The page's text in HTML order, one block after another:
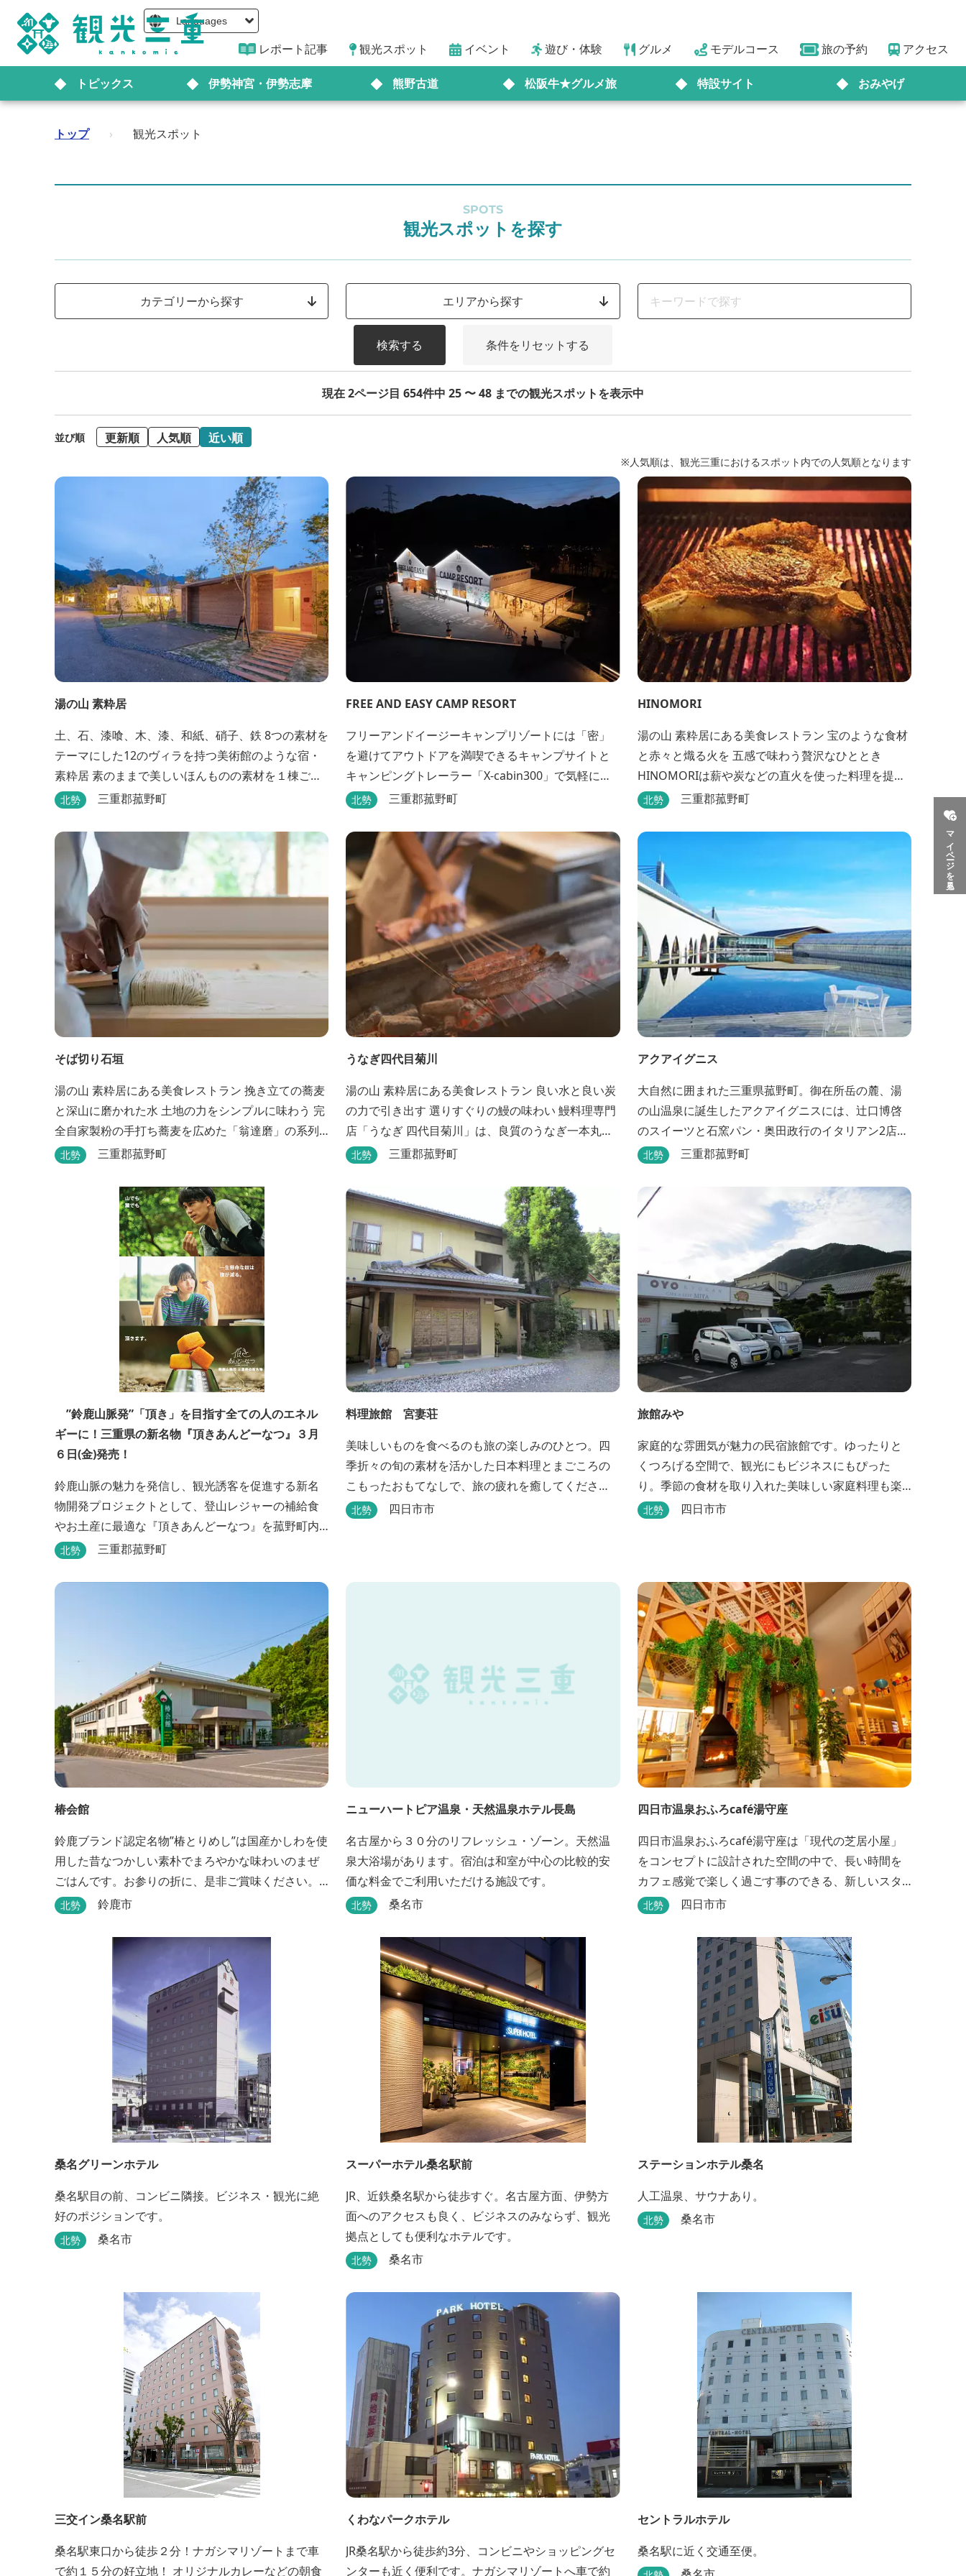
Languages
レポート記事 観光スポット イベント 遊び・体験 グルメ モデルコース 旅の予約 アクセス
トピックス 伊勢神宮・伊勢志摩 熊野古道 松阪牛★グルメ旅 特設サイト おみやげ
マイページを見る
トップ › 観光スポット
SPOTS
観光スポットを探す
カテゴリーから探す エリアから探す
検索する 条件をリセットする
現在 2ページ目 654件中 25 〜 48 までの観光スポットを表示中
並び順 更新順 人気順 近い順
※人気順は、観光三重におけるスポット内での人気順となります
湯の山 素粋居
土、石、漆喰、木、漆、和紙、硝子、鉄 8つの素材を
テーマにした12のヴィラを持つ美術館のような宿・
素粋居 素のままで美しいほんものの素材を１棟ごと
に選び、時とともに味わいの増す12棟のヴィラをつ
クをしつらえた空間は、 とびきり居心地が良い美術
館のよう。次はあのヴィラで素材とアートに触れた
北勢 三重郡菰野町
FREE AND EASY CAMP RESORT
フリーアンドイージーキャンプリゾートには「密」
を避けてアウトドアを満喫できるキャンプサイトと
キャンピングトレーラー「X-cabin300」で気軽に非
日常的な空間を楽しめるX-cabinトレーラーサイト、
切サウナ施設などを完備、キャンプしながら併設し
ている片岡温泉「アクアイグニス」の入浴利用もで
きるキャンプリゾートです。
北勢 三重郡菰野町
HINOMORI
湯の山 素粋居にある美食レストラン 宝のような食材
と赤々と熾る火を 五感で味わう贅沢なひととき
HINOMORIは薪や炭などの直火を使った料理を提供
します。炎が消えて熾火になる瞬間の上品な香りを
でじっくりとローストしたり。炎が生み出す味わい
の繊細さと豪快さをコースでお楽しみください。料
理監修は、フランスで活躍するシェフ・手島竜司。
探...
北勢 三重郡菰野町
そば切り石垣
湯の山 素粋居にある美食レストラン 挽き立ての蕎麦
と深山に磨かれた水 土地の力をシンプルに味わう 完
全自家製粉の手打ち蕎麦を広めた「翁達磨」の系列
で、ミシュラン1つ星の「なにわ翁」で研鑽を積んだ
完全自家製粉による二八蕎麦を踏襲し、蕎麦と酒を
シンプルに楽しむ店を実現しました。国産蕎麦の香
りを存分に引き出す、湯の山温泉の天然の水の力...
北勢 三重郡菰野町
うなぎ四代目菊川
湯の山 素粋居にある美食レストラン 良い水と良い炭
の力で引き出す 選りすぐりの鰻の味わい 鰻料理専門
店「うなぎ 四代目菊川」は、良質のうなぎ一本丸ご
とを蒲焼にした「一本うなぎ」で知られます。大き
げても身質がフワッとやわらかい、贅沢な食感を実
現。 鮮度抜群の鰻を毎日捌き、良質の炭で焼き立て
を供します。素材から炭まで、鰻の美味しさを熟...
北勢 三重郡菰野町
アクアイグニス
大自然に囲まれた三重県菰野町。御在所岳の麓、湯
の山温泉に誕生したアクアイグニスには、辻󠄀口博啓
のスイーツと石窯パン・奥田政行のイタリアン2店
舗・笠原将弘の和食・源泉100％掛け流しの温泉・宿
『癒し』と『食』が集結しております。 【『癒し』
の追求 】 ◆源泉100%掛け流し「片岡温泉」 片岡温
泉は、地下1,200ｍより湯口で約42℃の...
北勢 三重郡菰野町
”鈴鹿山脈発”「頂き」を目指す全ての人のエネル
ギーに！三重県の新名物『頂きあんどーなつ』３月
６日(金)発売！
鈴鹿山脈の魅力を発信し、観光誘客を促進する新名
物開発プロジェクトとして、登山レジャーの補給食
やお土産に最適な『頂きあんどーなつ』を菰野町内
の老舗和菓子店「岩嶋屋」から2026年3月6日（金）
自分だけの「頂き」を目指す人を応援 「山に登る目
（頂き）も人それぞれ。どんな『頂き』を目指す人
北勢 三重郡菰野町
料理旅館 宮妻荘
美味しいものを食べるのも旅の楽しみのひとつ。四
季折々の旬の素材を活かした日本料理とまごころの
こもったおもてなしで、旅の疲れを癒してくださ
い。
北勢 四日市市
旅館みや
家庭的な雰囲気が魅力の民宿旅館です。ゆったりと
くつろげる空間で、観光にもビジネスにもぴった
り。季節の食材を取り入れた美味しい家庭料理も楽
しめます。
北勢 四日市市
椿会館
鈴鹿ブランド認定名物”椿とりめし”は国産かしわを使
用した昔なつかしい素朴でまろやかな味わいのまぜ
ごはんです。お参りの折に、是非ご賞味ください。
お土産・婚礼・研修・宿泊・ご宴会もご案内してお
北勢 鈴鹿市
ニューハートピア温泉・天然温泉ホテル長島
名古屋から３０分のリフレッシュ・ゾーン。天然温
泉大浴場があります。宿泊は和室が中心の比較的安
価な料金でご利用いただける施設です。
北勢 桑名市
四日市温泉おふろcafé湯守座
四日市温泉おふろcafé湯守座は「現代の芝居小屋」
をコンセプトに設計された空間の中で、長い時間を
カフェ感覚で楽しく過ごす事のできる、新しいスタ
イルのサービスを提供する温浴施設です。 挽きたて
Fiを無料でご利用いただけます。
北勢 四日市市
桑名グリーンホテル
桑名駅目の前、コンビニ隣接。ビジネス・観光に絶
好のポジションです。
北勢 桑名市
スーパーホテル桑名駅前
JR、近鉄桑名駅から徒歩すぐ。名古屋方面、伊勢方
面へのアクセスも良く、ビジネスのみならず、観光
拠点としても便利なホテルです。
北勢 桑名市
ステーションホテル桑名
人工温泉、サウナあり。
北勢 桑名市
三交イン桑名駅前
桑名駅東口から徒歩２分！ナガシマリゾートまで車
で約１５分の好立地！ オリジナルカレーなどの朝食
くわなパークホテル
JR桑名駅から徒歩約3分、コンビニやショッピングセ
ンターも近く便利です。ナガシマリゾートへ車で約
セントラルホテル
桑名駅に近く交通至便。